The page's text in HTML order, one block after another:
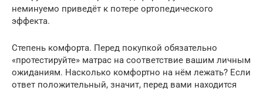
неминуемо приведёт к потере ортопедического
эффекта.
Степень комфорта. Перед покупкой обязательно
«протестируйте» матрас на соответствие вашим личным
ожиданиям. Насколько комфортно на нём лежать? Если
ответ положительный, значит, перед вами находится